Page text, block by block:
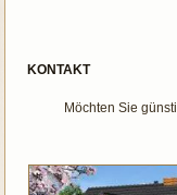
KONTAKT
Möchten Sie